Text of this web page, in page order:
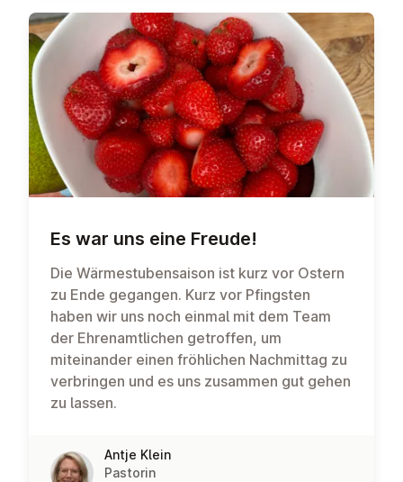
Es war uns eine Freude!
Die Wärmestubensaison ist kurz vor Ostern
zu Ende gegangen. Kurz vor Pfingsten
haben wir uns noch einmal mit dem Team
der Ehrenamtlichen getroffen, um
miteinander einen fröhlichen Nachmittag zu
verbringen und es uns zusammen gut gehen
zu lassen.
Antje Klein
Pastorin